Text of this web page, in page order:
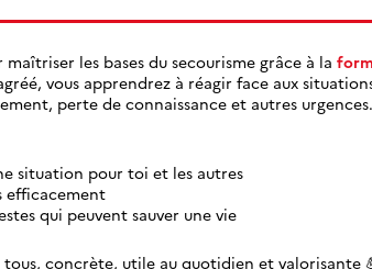
les bases du secourisme grâce à la
vous apprendrez à réagir face aux
perte de connaissance et autres urgences.
situation pour toi et les autres
efficacement
qui peuvent sauver une vie
concrète, utile au quotidien et valorisante